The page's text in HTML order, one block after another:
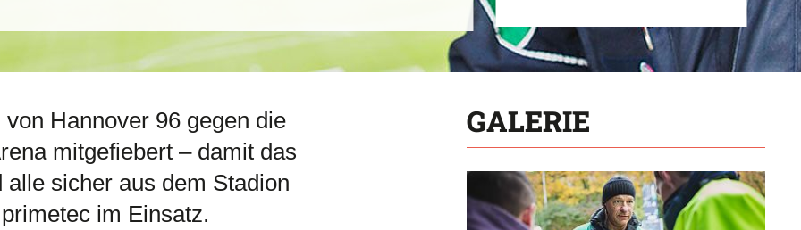
Hannover 96 gegen die
mitgefiebert – damit das
sicher aus dem Stadion
im Einsatz.
GALERIE